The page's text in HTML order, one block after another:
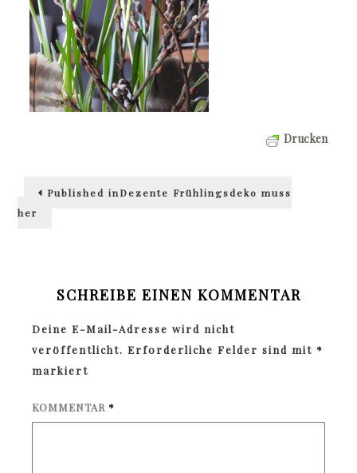
Drucken
Beitragsnavigation
Published inDezente Frühlingsdeko muss
her
SCHREIBE EINEN KOMMENTAR
Deine E-Mail-Adresse wird nicht
veröffentlicht. Erforderliche Felder sind mit *
markiert
KOMMENTAR *